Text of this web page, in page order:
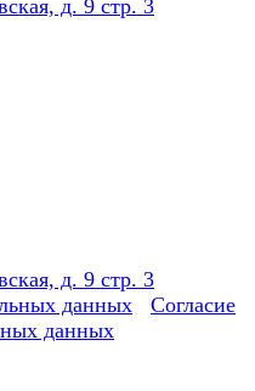
д. 9 стр. 3
д. 9 стр. 3
данных
Согласие
данных